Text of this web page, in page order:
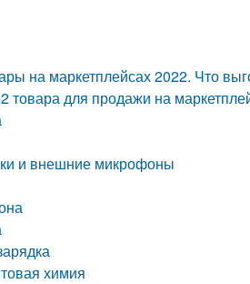
на маркетплейсах 2022. Что
для продажи на
и внешние микрофоны
химия